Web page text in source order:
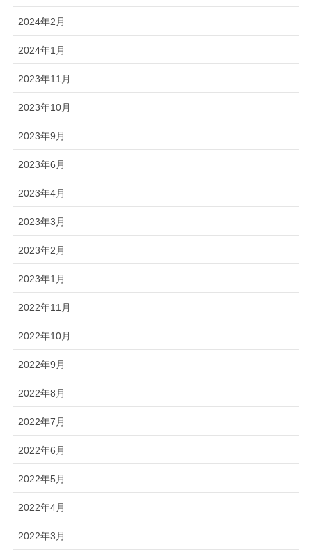
2024年2月
2024年1月
2023年11月
2023年10月
2023年9月
2023年6月
2023年4月
2023年3月
2023年2月
2023年1月
2022年11月
2022年10月
2022年9月
2022年8月
2022年7月
2022年6月
2022年5月
2022年4月
2022年3月